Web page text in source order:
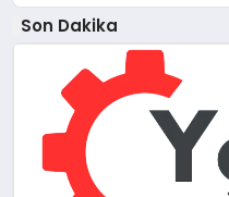
Düzenleyici Onaylarını
Son Dakika